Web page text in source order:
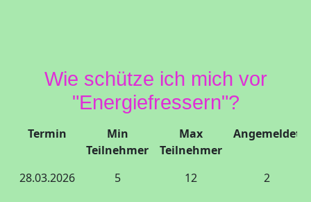
Wie schütze ich mich vor
"Energiefressern"?
Termin
Min
Teilnehmer
Max
Teilnehmer
Angemeldet
28.03.2026 5 12 2